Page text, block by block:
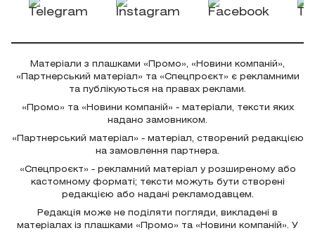
Матеріали з плашками «Промо», «Новини компаній»,
«Партнерський матеріал» та «Спецпроєкт» є рекламними
та публікуються на правах реклами.
«Промо» та «Новини компаній» - матеріали, тексти яких
надано замовником.
«Партнерський матеріал» - матеріал, створений редакцією
на замовлення партнера.
«Спецпроєкт» - рекламний матеріал у розширеному або
кастомному форматі; тексти можуть бути створені
редакцією або надані рекламодавцем.
Редакція може не поділяти погляди, викладені в
матеріалах із плашками «Промо» та «Новини компаній». У